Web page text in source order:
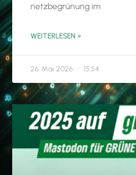
netzbegrünung im
WEITERLESEN »
26. Mai 2026 15:54